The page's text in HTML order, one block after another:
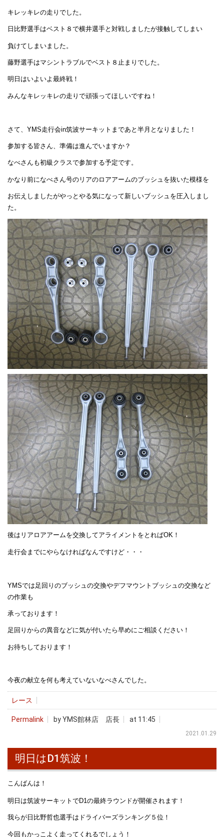
キレッキレの走りでした。
日比野選手はベスト８で横井選手と対戦しましたが接触してしまい
負けてしまいました。
藤野選手はマシントラブルでベスト８止まりでした。
明日はいよいよ最終戦！
みんなキレッキレの走りで頑張ってほしいですね！
さて、YMS走行会in筑波サーキットまであと半月となりました！
参加する皆さん、準備は進んでいますか？
なべさんも初級クラスで参加する予定です。
かなり前になべさん号のリアのロアアームのブッシュを抜いた模様を
お伝えしましたがやっとやる気になって新しいブッシュを圧入しまし
た。
後はリアロアアームを交換してアライメントをとればOK！
走行会までにやらなければなんですけど・・・
YMSでは足回りのブッシュの交換やデフマウントブッシュの交換など
の作業も
承っております！
足回りからの異音などに気が付いたら早めにご相談ください！
お待ちしております！
今夜の献立を何も考えていないなべさんでした。
レース
Permalink by YMS館林店 店長 at 11:45
2021.01.29
明日はD1筑波！
こんばんは！
明日は筑波サーキットでD1の最終ラウンドが開催されます！
我らが日比野哲也選手はドライバーズランキング５位！
今回もかっこよく走ってくれるでしょう！